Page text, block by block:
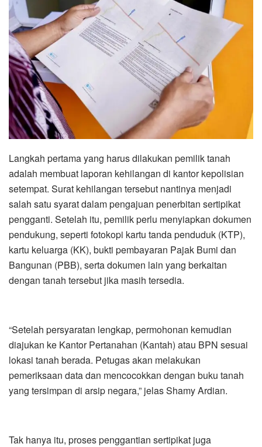
Langkah pertama yang harus dilakukan pemilik tanah
adalah membuat laporan kehilangan di kantor kepolisian
setempat. Surat kehilangan tersebut nantinya menjadi
salah satu syarat dalam pengajuan penerbitan sertipikat
pengganti. Setelah itu, pemilik perlu menyiapkan dokumen
pendukung, seperti fotokopi kartu tanda penduduk (KTP),
kartu keluarga (KK), bukti pembayaran Pajak Bumi dan
Bangunan (PBB), serta dokumen lain yang berkaitan
dengan tanah tersebut jika masih tersedia.
“Setelah persyaratan lengkap, permohonan kemudian
diajukan ke Kantor Pertanahan (Kantah) atau BPN sesuai
lokasi tanah berada. Petugas akan melakukan
pemeriksaan data dan mencocokkan dengan buku tanah
yang tersimpan di arsip negara,” jelas Shamy Ardian.
Tak hanya itu, proses penggantian sertipikat juga